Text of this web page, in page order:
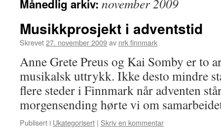
Månedlig arkiv: november 2009
Musikkprosjekt i adventstid
Skrevet27. november 2009av nrk finnmark
Anne Grete Preus og Kai Somby er to
musikalsk uttrykk. Ikke desto mindre
flere steder i Finnmark når adventen
morgensending hørte vi om
Publisert i Ukategorisert | Skriv en kommentar